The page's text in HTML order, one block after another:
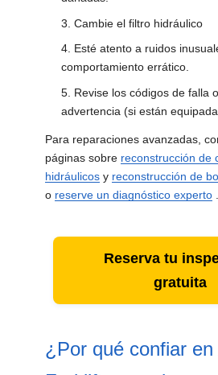
Cambie el filtro hidráulico
Esté atento a ruidos
comportamiento errático.
Revise los códigos de falla
advertencia (si están
Para reparaciones avanzadas,
páginas sobre reconstrucción de
hidráulicos y reconstrucción de
o reserve un diagnóstico experto
Reserva tu
gratuita
¿Por qué confiar en